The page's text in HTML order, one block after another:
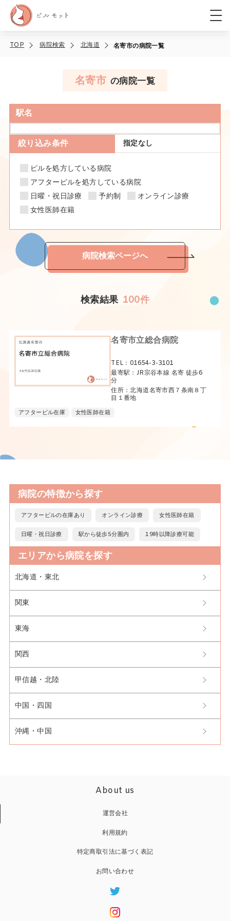
TOP 病院検索 北海道 名寄市の病院一覧
名寄市 の病院一覧
名寄市立総合病院
TEL：01654-3-3101
最寄駅：JR宗谷本線 名寄 徒歩6
分
住所：北海道名寄市西７条南８丁
目１番地
アフターピル在庫 女性医師在籍
駅名
絞り込み条件 指定なし
ピルを処方している病院
アフターピルを処方している病院
日曜・祝日診療
予約制
オンライン診療
女性医師在籍
病院検索ページへ
検索結果 100件
病院の特徴から探す
アフターピルの在庫あり オンライン診療 女性医師在籍
日曜・祝日診療 駅から徒歩5分圏内 19時以降診療可能
エリアから病院を探す
北海道・東北
関東
東海
関西
甲信越・北陸
中国・四国
沖縄・中国
About us
運営会社
利用規約
特定商取引法に基づく表記
お問い合わせ